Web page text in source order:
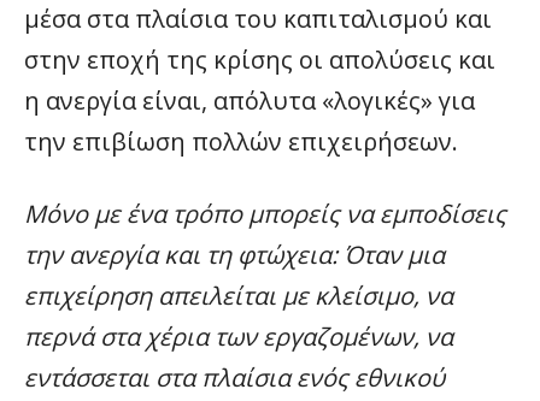
μέσα στα πλαίσια του καπιταλισμού και
στην εποχή της κρίσης οι απολύσεις και
η ανεργία είναι, απόλυτα «λογικές» για
την επιβίωση πολλών επιχειρήσεων.
Μόνο με ένα τρόπο μπορείς να εμποδίσεις
την ανεργία και τη φτώχεια: Όταν μια
επιχείρηση απειλείται με κλείσιμο, να
περνά στα χέρια των εργαζομένων, να
εντάσσεται στα πλαίσια ενός εθνικού